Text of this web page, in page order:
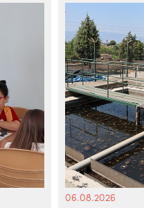
06.08.2026